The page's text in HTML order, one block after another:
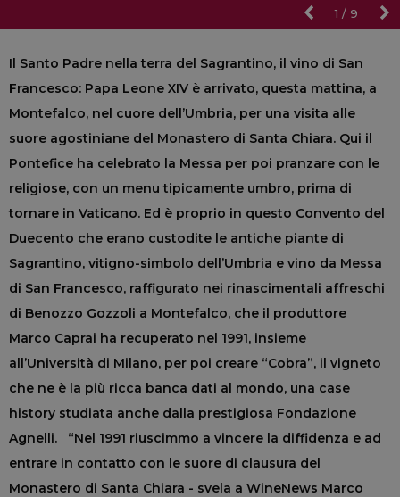
1 / 9
Il Santo Padre nella terra del Sagrantino, il vino di San
Francesco: Papa Leone XIV è arrivato, questa mattina, a
Montefalco, nel cuore dell’Umbria, per una visita alle
suore agostiniane del Monastero di Santa Chiara. Qui il
Pontefice ha celebrato la Messa per poi pranzare con le
religiose, con un menu tipicamente umbro, prima di
tornare in Vaticano. Ed è proprio in questo Convento del
Duecento che erano custodite le antiche piante di
Sagrantino, vitigno-simbolo dell’Umbria e vino da Messa
di San Francesco, raffigurato nei rinascimentali affreschi
di Benozzo Gozzoli a Montefalco, che il produttore
Marco Caprai ha recuperato nel 1991, insieme
all’Università di Milano, per poi creare “Cobra”, il vigneto
che ne è la più ricca banca dati al mondo, una case
history studiata anche dalla prestigiosa Fondazione
Agnelli. “Nel 1991 riuscimmo a vincere la diffidenza e ad
entrare in contatto con le suore di clausura del
Monastero di Santa Chiara - svela a WineNews Marco